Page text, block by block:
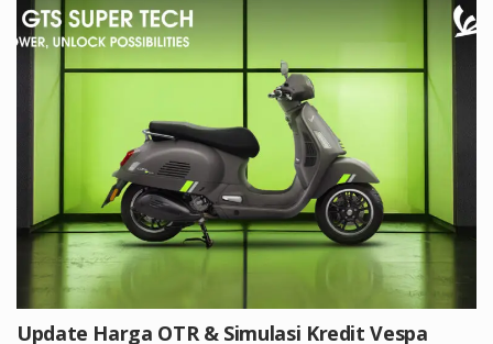
Update Harga OTR & Simulasi Kredit Vespa